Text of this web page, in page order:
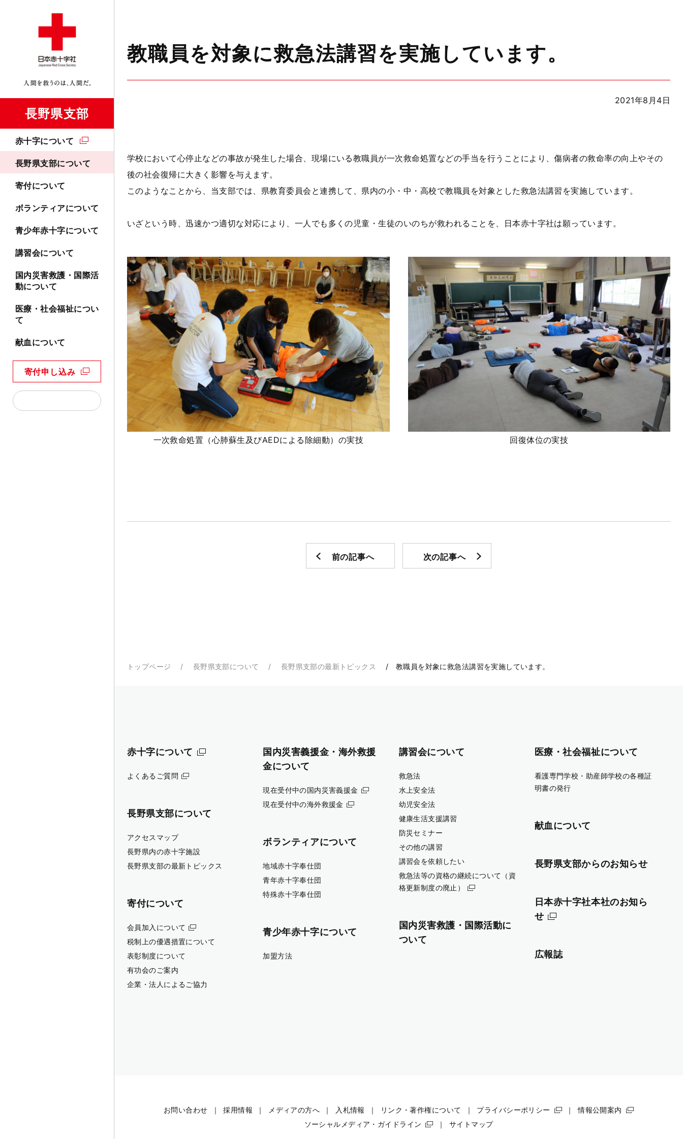
長野県支部
赤十字について
長野県支部について
寄付について
ボランティアについて
青少年赤十字について
講習会について
国内災害救護・国際活
動について
医療・社会福祉につい
て
献血について
寄付申し込み
教職員を対象に救急法講習を実施しています。
2021年8月4日
学校において心停止などの事故が発生した場合、現場にいる教職員が一次救命処置などの手当を行うことにより、傷病者の救命率の向上やその
後の社会復帰に大きく影響を与えます。
このようなことから、当支部では、県教育委員会と連携して、県内の小・中・高校で教職員を対象とした救急法講習を実施しています。
いざという時、迅速かつ適切な対応により、一人でも多くの児童・生徒のいのちが救われることを、日本赤十字社は願っています。
一次救命処置（心肺蘇生及びAEDによる除細動）の実技 回復体位の実技
前の記事へ 次の記事へ
トップページ 長野県支部について 長野県支部の最新トピックス 教職員を対象に救急法講習を実施しています。
赤十字について
よくあるご質問
長野県支部について
アクセスマップ
長野県内の赤十字施設
長野県支部の最新トピックス
寄付について
会員加入について
税制上の優遇措置について
表彰制度について
有功会のご案内
企業・法人によるご協力
国内災害義援金・海外救援
金について
現在受付中の国内災害義援金
現在受付中の海外救援金
ボランティアについて
地域赤十字奉仕団
青年赤十字奉仕団
特殊赤十字奉仕団
青少年赤十字について
加盟方法
講習会について
救急法
水上安全法
幼児安全法
健康生活支援講習
防災セミナー
その他の講習
講習会を依頼したい
救急法等の資格の継続について（資
格更新制度の廃止）
国内災害救護・国際活動に
ついて
医療・社会福祉について
看護専門学校・助産師学校の各種証
明書の発行
献血について
長野県支部からのお知らせ
日本赤十字社本社のお知ら
せ
広報誌
お問い合わせ 採用情報 メディアの方へ 入札情報 リンク・著作権について プライバシーポリシー
情報公開案内
ソーシャルメディア・ガイドライン
サイトマップ